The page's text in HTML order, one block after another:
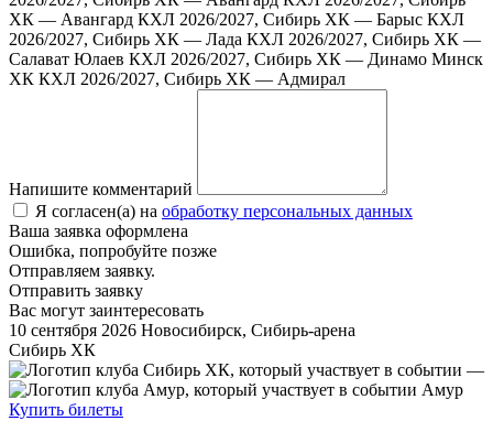
ХК — Авангард КХЛ 2026/2027, Сибирь ХК — Барыс КХЛ
2026/2027, Сибирь ХК — Лада КХЛ 2026/2027, Сибирь ХК —
Салават Юлаев КХЛ 2026/2027, Сибирь ХК — Динамо Минск
ХК КХЛ 2026/2027, Сибирь ХК — Адмирал
Напишите комментарий
Я согласен(а) на обработку персональных данных
Ваша заявка оформлена
Ошибка, попробуйте позже
Отправляем заявку.
Отправить заявку
Вас могут заинтересовать
10 сентября 2026 Новосибирск, Сибирь-арена
Сибирь ХК
—
Амур
Купить билеты